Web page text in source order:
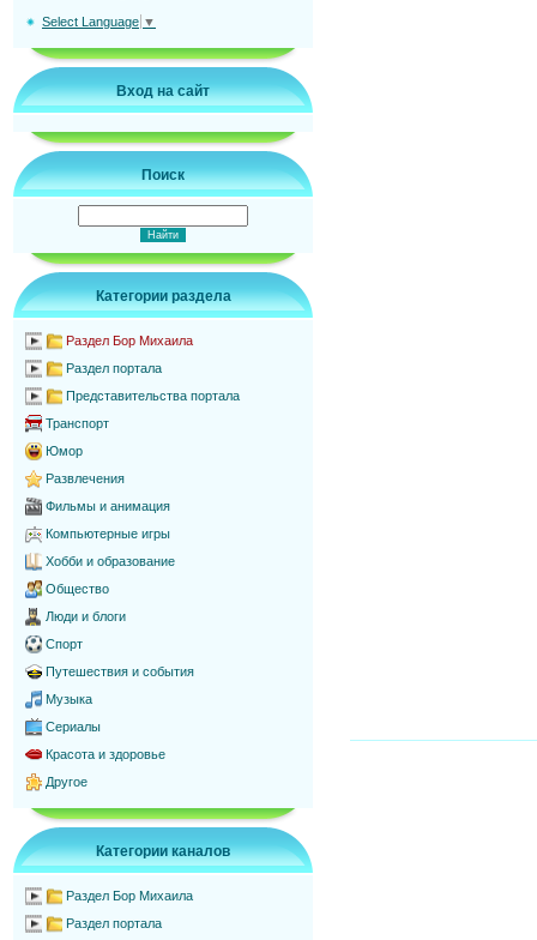
Select Language ▼
Вход на сайт
Поиск
Категории раздела
Раздел Бор Михаила
Раздел портала
Представительства портала
Транспорт
Юмор
Развлечения
Фильмы и анимация
Компьютерные игры
Хобби и образование
Общество
Люди и блоги
Спорт
Путешествия и события
Музыка
Сериалы
Красота и здоровье
Другое
Категории каналов
Раздел Бор Михаила
Раздел портала